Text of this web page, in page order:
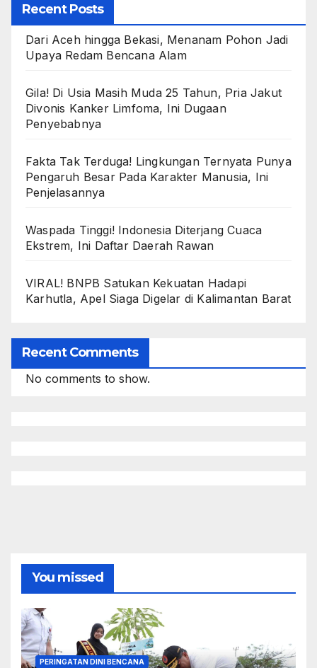
Recent Posts
Dari Aceh hingga Bekasi, Menanam Pohon Jadi
Upaya Redam Bencana Alam
Gila! Di Usia Masih Muda 25 Tahun, Pria Jakut
Divonis Kanker Limfoma, Ini Dugaan
Penyebabnya
Fakta Tak Terduga! Lingkungan Ternyata Punya
Pengaruh Besar Pada Karakter Manusia, Ini
Penjelasannya
Waspada Tinggi! Indonesia Diterjang Cuaca
Ekstrem, Ini Daftar Daerah Rawan
VIRAL! BNPB Satukan Kekuatan Hadapi
Karhutla, Apel Siaga Digelar di Kalimantan Barat
Recent Comments
No comments to show.
You missed
PERINGATAN DINI BENCANA